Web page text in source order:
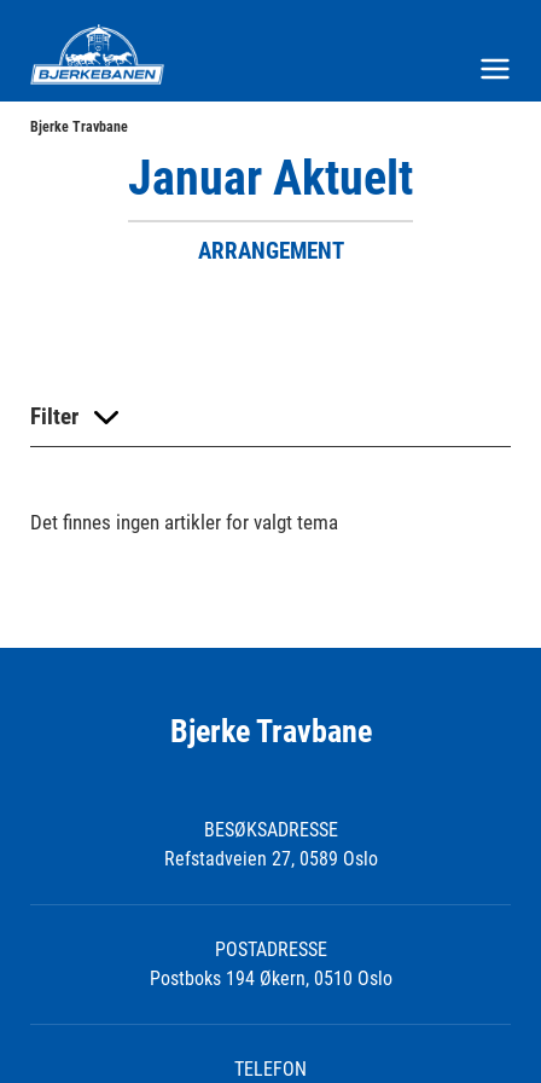
Bjerke Travbane
Januar Aktuelt
ARRANGEMENT
Filter
Det finnes ingen artikler for valgt tema
Bjerke Travbane
BESØKSADRESSE
Refstadveien 27, 0589 Oslo
POSTADRESSE
Postboks 194 Økern, 0510 Oslo
TELEFON